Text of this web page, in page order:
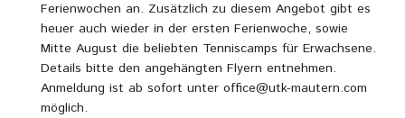
Ferienwochen an. Zusätzlich zu diesem Angebot gibt es
heuer auch wieder in der ersten Ferienwoche, sowie
Mitte August die beliebten Tenniscamps für Erwachsene.
Details bitte den angehängten Flyern entnehmen.
Anmeldung ist ab sofort unter office@utk-mautern.com
möglich.